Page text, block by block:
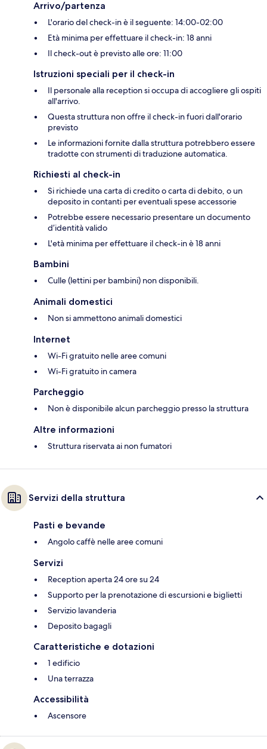
Arrivo/partenza
L'orario del check-in è il seguente: 14:00-02:00
Età minima per effettuare il check-in: 18 anni
Il check-out è previsto alle ore: 11:00
Istruzioni speciali per il check-in
Il personale alla reception si occupa di accogliere gli ospiti
all'arrivo.
Questa struttura non offre il check-in fuori dall'orario
previsto
Le informazioni fornite dalla struttura potrebbero essere
tradotte con strumenti di traduzione automatica.
Richiesti al check-in
Si richiede una carta di credito o carta di debito, o un
deposito in contanti per eventuali spese accessorie
Potrebbe essere necessario presentare un documento
d’identità valido
L'età minima per effettuare il check-in è 18 anni
Bambini
Culle (lettini per bambini) non disponibili.
Animali domestici
Non si ammettono animali domestici
Internet
Wi-Fi gratuito nelle aree comuni
Wi-Fi gratuito in camera
Parcheggio
Non è disponibile alcun parcheggio presso la struttura
Altre informazioni
Struttura riservata ai non fumatori
Servizi della struttura
Pasti e bevande
Angolo caffè nelle aree comuni
Servizi
Reception aperta 24 ore su 24
Supporto per la prenotazione di escursioni e biglietti
Servizio lavanderia
Deposito bagagli
Caratteristiche e dotazioni
1 edificio
Una terrazza
Accessibilità
Ascensore